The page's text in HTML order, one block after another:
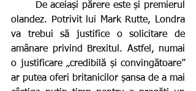
olandez. Potrivit lui Mark Rutte, Londra
va trebui să justifice o solicitare de
amânare privind Brexitul. Astfel, numai
o justificare „credibilă și convingătoare”
ar putea oferi britanicilor șansa de a mai